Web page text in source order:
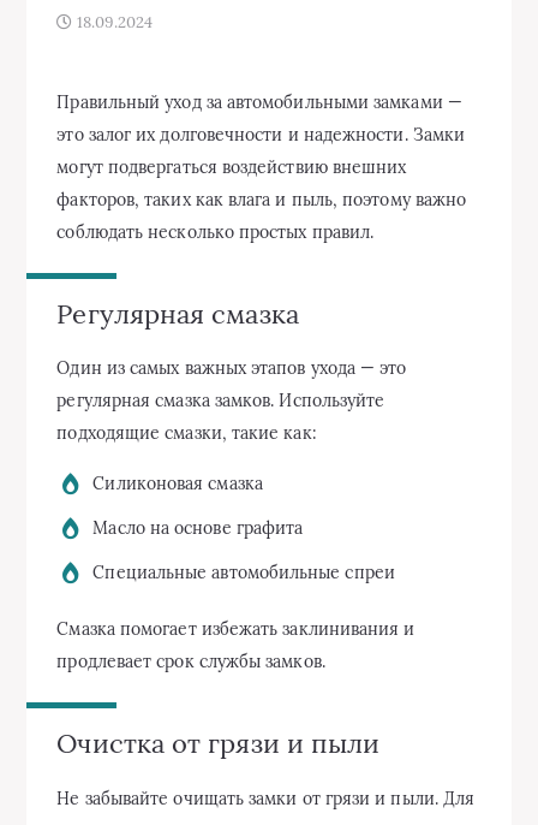
18.09.2024
Правильный уход за автомобильными замками —
это залог их долговечности и надежности. Замки
могут подвергаться воздействию внешних
факторов, таких как влага и пыль, поэтому важно
соблюдать несколько простых правил.
Регулярная смазка
Один из самых важных этапов ухода — это
регулярная смазка замков. Используйте
подходящие смазки, такие как:
Силиконовая смазка
Масло на основе графита
Специальные автомобильные спреи
Смазка помогает избежать заклинивания и
продлевает срок службы замков.
Очистка от грязи и пыли
Не забывайте очищать замки от грязи и пыли. Для